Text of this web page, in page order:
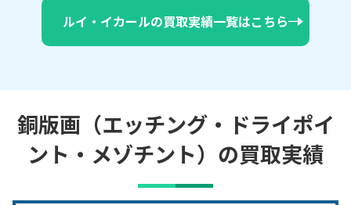
ルイ・イカールの買取実績一覧はこちら
銅版画（エッチング・ドライポイ
ント・メゾチント）の買取実績